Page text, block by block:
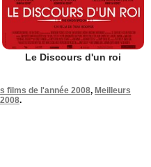
Le Discours d'un roi
films de l'année 2008, Meilleurs
.